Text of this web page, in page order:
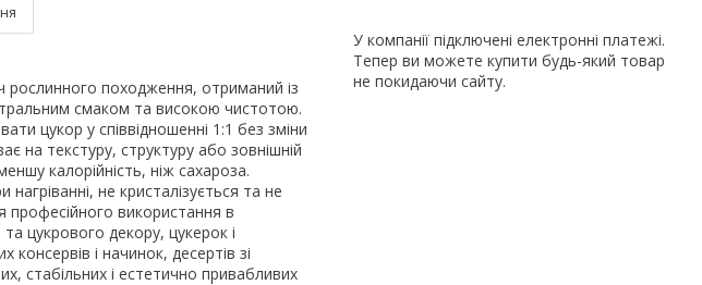
рослинного походження, отриманий із
смаком та високою чистотою.
цукор у співвідношенні 1:1 без зміни
на текстуру, структуру або зовнішній
калорійність, ніж сахароза.
не кристалізується та не
професійного використання в
цукрового декору, цукерок і
і начинок, десертів зі
стабільних і естетично привабливих
У компанії підключені електронні платежі.
Тепер ви можете купити будь-який товар
не покидаючи сайту.